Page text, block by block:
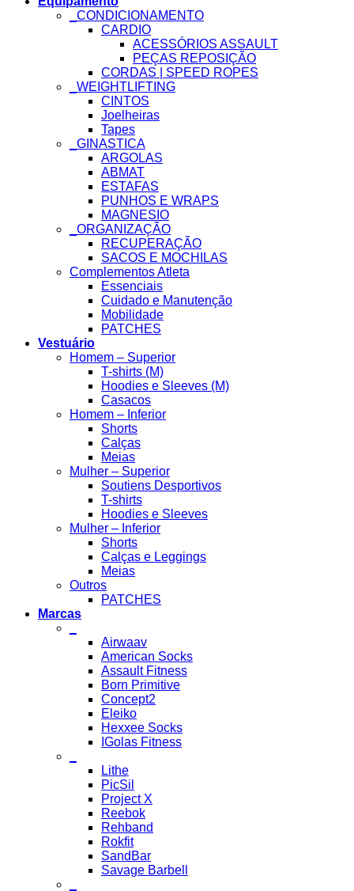
_CONDICIONAMENTO
CARDIO
ACESSÓRIOS ASSAULT
PEÇAS REPOSIÇÃO
CORDAS | SPEED ROPES
_WEIGHTLIFTING
CINTOS
Joelheiras
Tapes
_GINASTICA
ARGOLAS
ABMAT
ESTAFAS
PUNHOS E WRAPS
MAGNESIO
_ORGANIZAÇÃO
RECUPERAÇÃO
SACOS E MOCHILAS
Complementos Atleta
Essenciais
Cuidado e Manutenção
Mobilidade
PATCHES
Vestuário
Homem – Superior
T-shirts (M)
Hoodies e Sleeves (M)
Casacos
Homem – Inferior
Shorts
Calças
Meias
Mulher – Superior
Soutiens Desportivos
T-shirts
Hoodies e Sleeves
Mulher – Inferior
Shorts
Calças e Leggings
Meias
Outros
PATCHES
Marcas
Airwaav
American Socks
Assault Fitness
Born Primitive
Concept2
Eleiko
Hexxee Socks
IGolas Fitness
Lithe
PicSil
Project X
Reebok
Rehband
Rokfit
SandBar
Savage Barbell